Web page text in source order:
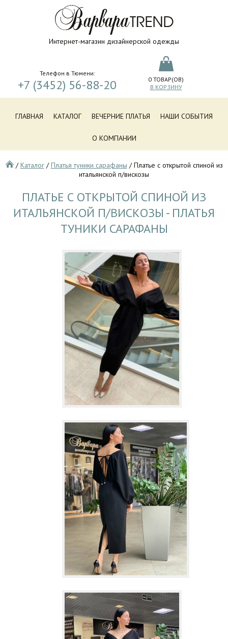
Интернет-магазин дизайнерской одежды
Телефон в Тюмени:
+7 (3452) 56-88-20 0 ТОВАР(ОВ)
В КОРЗИНУ
ГЛАВНАЯ КАТАЛОГ ВЕЧЕРНИЕ ПЛАТЬЯ НАШИ СОБЫТИЯ
О КОМПАНИИ
/Каталог/Платья туники сарафаны /Платье с открытой спиной из
итальянской п/вискозы
ПЛАТЬЕ С ОТКРЫТОЙ СПИНОЙ ИЗ
ИТАЛЬЯНСКОЙ П/ВИСКОЗЫ - ПЛАТЬЯ
ТУНИКИ САРАФАНЫ